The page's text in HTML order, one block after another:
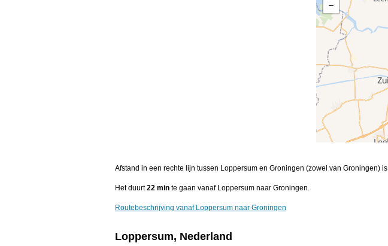
Afstand in een rechte lijn tussen Loppersum en Groningen (zowel van Groningen) is
Het duurt22 min te gaan vanaf Loppersum naar Groningen.
Routebeschrijving vanaf Loppersum naar Groningen
Loppersum, Nederland